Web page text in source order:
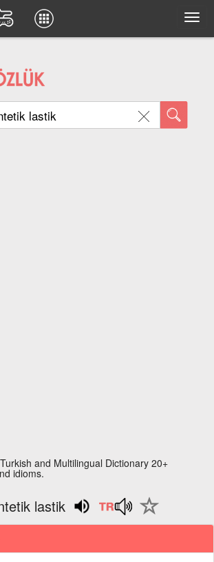
and Multilingual Dictionary 20+
idioms.
lastik